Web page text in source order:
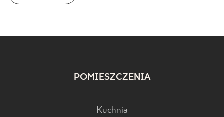
POMIESZCZENIA
Kuchnia